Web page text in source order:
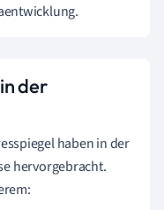
der
haben in der
hervorgebracht.